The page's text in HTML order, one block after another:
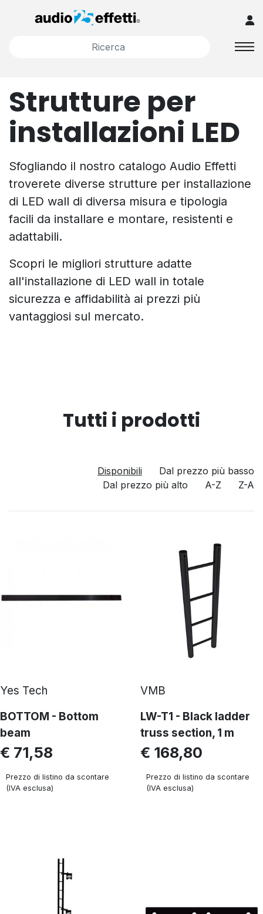
Strutture per
installazioni LED
Sfogliando il nostro catalogo Audio Effetti
troverete diverse strutture per installazione
di LED wall di diversa misura e tipologia
facili da installare e montare, resistenti e
adattabili.
Scopri le migliori strutture adatte
all'installazione di LED wall in totale
sicurezza e affidabilità ai prezzi più
vantaggiosi sul mercato.
Tutti i prodotti
Disponibili
Dal prezzo più basso
Dal prezzo più alto
A-Z Z-A
Yes Tech
BOTTOM - Bottom
beam
€ 71,58
Prezzo di listino da scontare
(IVA esclusa)
VMB
LW-T1 - Black ladder
truss section, 1 m
€ 168,80
Prezzo di listino da scontare
(IVA esclusa)